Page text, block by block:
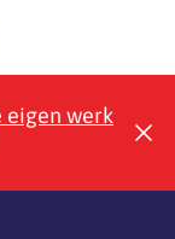
eigen werk